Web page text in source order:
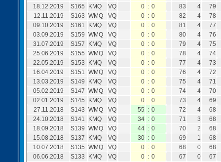
18.12.2019
S165 KMQ VQ 0 : 0 83 4
79
12.11.2019
S163 WMQ VQ 0 : 0 82 4
78
09.10.2019
S161 KMQ VQ 0 : 0 81 4
77
03.09.2019
S159 WMQ VQ 0 : 0 80 4
76
31.07.2019
S157 KMQ VQ 0 : 0 79 4
75
25.06.2019
S155 WMQ VQ 0 : 0 78 4
74
22.05.2019
S153 KMQ VQ 0 : 0 77 4
73
16.04.2019
S151 WMQ VQ 0 : 0 76 4
72
13.03.2019
S149 KMQ VQ 0 : 0 75 4
71
05.02.2019
S147 WMQ VQ 0 : 0 74 4
70
02.01.2019
S145 KMQ VQ 0 : 0 73 4
69
27.11.2018
S143 WMQ VQ 55 : 0 72 4
68
24.10.2018
S141 KMQ VQ 34 : 0 71 3
68
18.09.2018
S139 WMQ VQ 44 : 0 70 2
68
15.08.2018
S137 KMQ VQ 30 : 0 69 1
68
10.07.2018
S135 WMQ VQ 0 : 0 68 0
68
06.06.2018
S133 KMQ VQ 0 : 0 67 0
67